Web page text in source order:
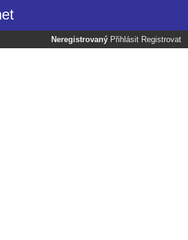
Neregistrovaný Přihlásit Registrovat